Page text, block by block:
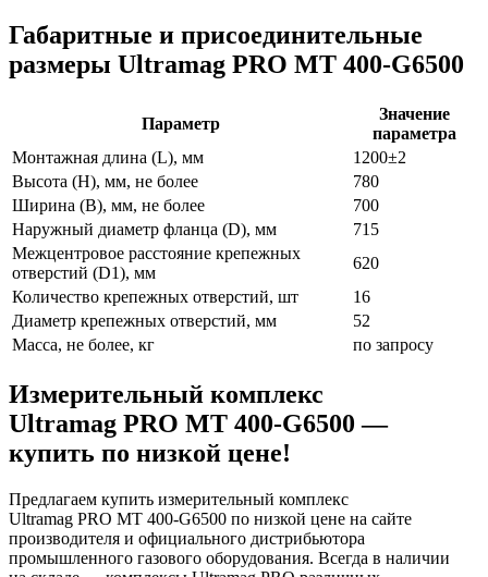
Габаритные и присоединительные
размеры Ultramag PRO MT 400-G6500
Параметр
Значение
параметра
Монтажная длина (L), мм
1200±2
Высота (H), мм, не более
780
Ширина (B), мм, не более
700
Наружный диаметр фланца (D), мм
715
Межцентровое расстояние крепежных
отверстий (D1), мм
620
Количество крепежных отверстий, шт
16
Диаметр крепежных отверстий, мм
52
Масса, не более, кг
по запросу
Измерительный комплекс
Ultramag PRO MT 400-G6500 —
купить по низкой цене!
Предлагаем купить измерительный комплекс
Ultramag PRO MT 400-G6500 по низкой цене на сайте
производителя и официального дистрибьютора
промышленного газового оборудования. Всегда в наличии